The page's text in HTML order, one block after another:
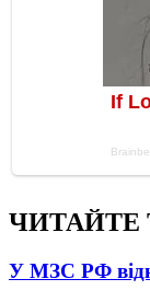
ЧИТАЙТЕ
У МЗС РФ